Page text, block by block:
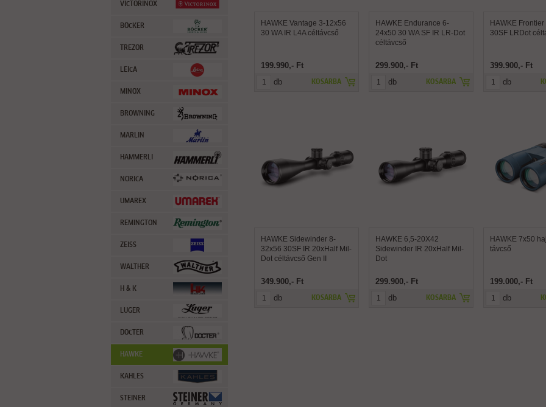
VICTORINOX
BÖCKER
TREZOR
LEICA
MINOX
BROWNING
MARLIN
HAMMERLI
NORICA
UMAREX
REMINGTON
ZEISS
WALTHER
H & K
LUGER
DOCTER
HAWKE
KAHLES
STEINER
HAWKE Vantage 3-12x56
30 WA IR L4A céltávcső
199.990,- Ft
KOSÁRBA
db
HAWKE Endurance 6-
24x50 30 WA SF IR LR-Dot
céltávcső
299.900,- Ft
KOSÁRBA
db
HAWKE
30SF LRDot
399.900,- Ft
db
HAWKE Sidewinder 8-
32x56 30SF IR 20xHalf Mil-
Dot céltávcső Gen II
349.900,- Ft
KOSÁRBA
db
HAWKE 6,5-20X42
Sidewinder IR 20xHalf Mil-
Dot
299.900,- Ft
KOSÁRBA
db
HAWKE 7x50
távcső
199.000,- Ft
db